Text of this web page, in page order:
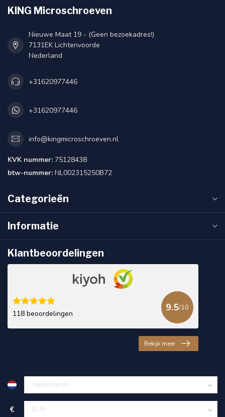
KING Microschroeven
Nieuwe Maat 19 - (Geen bezoekadres!)
7131EK Lichtenvoorde
Nederland
+31620977446
+31620977446
info@kingmicroschroeven.nl
KVK nummer: 75128438
btw-nummer: NL002315250B72
Categorieën
Informatie
Klantbeoordelingen
118 beoordelingen
9.5/10
Bekijk meer
€